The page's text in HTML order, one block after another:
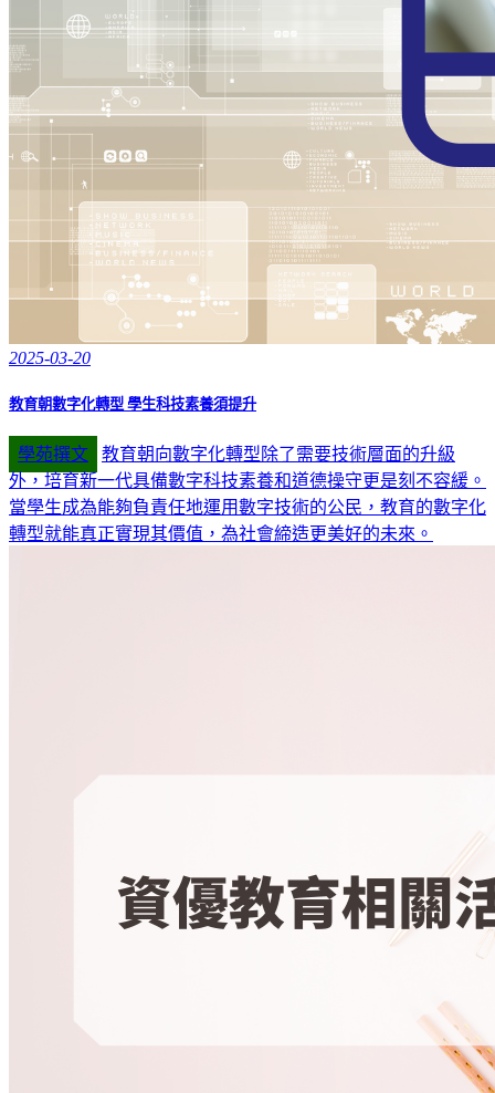
2025-03-20
教育朝數字化轉型 學生科技素養須提升
學苑撰文
教育朝向數字化轉型除了需要技術層面的升級
外，培育新一代具備數字科技素養和道德操守更是刻不容緩。
當學生成為能夠負責任地運用數字技術的公民，教育的數字化
轉型就能真正實現其價值，為社會締造更美好的未來。